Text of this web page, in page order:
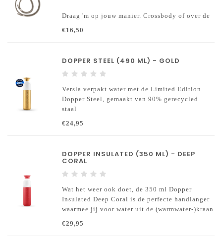
Draag 'm op jouw manier. Crossbody of over de
100% gerecycled. Het koord is volledig
Stijlvol en slim. Clip je fles en telefoon eraan.
€16,50
DOPPER STEEL (490 ML) - GOLD
Versla verpakt water met de Limited Edition
Dopper Steel, gemaakt van 90% gerecycled
staal
€24,95
DOPPER INSULATED (350 ML) - DEEP
CORAL
Wat het weer ook doet, de 350 ml Dopper
Insulated Deep Coral is de perfecte handlanger
waarmee jij voor water uit de (warmwater-)kraan
€29,95